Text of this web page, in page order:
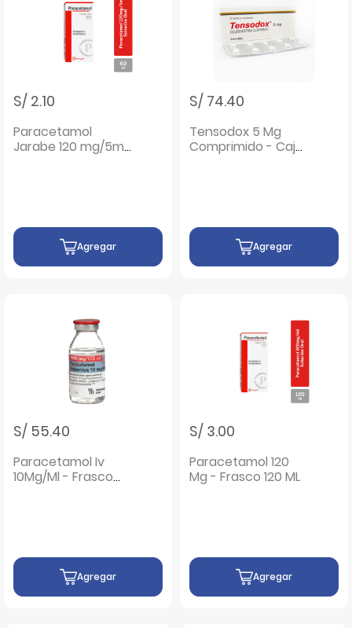
S/ 2.10
Paracetamol
Jarabe 120 mg/5ml-
Agregar
S/ 74.40
Tensodox 5 Mg
Comprimido - Caja
Agregar
S/ 55.40
Paracetamol Iv
10Mg/Ml - Frasco
Agregar
S/ 3.00
Paracetamol 120
Mg - Frasco 120 ML
Agregar